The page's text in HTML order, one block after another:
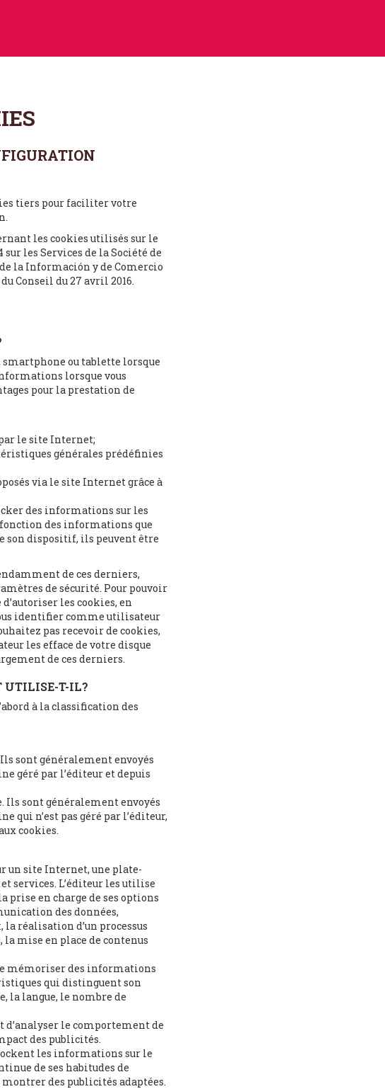
tiers pour faciliter votre
les cookies utilisés sur le
les Services de la Société de
la Información y de Comercio
Conseil du 27 avril 2016.
ou tablette lorsque
lorsque vous
pour la prestation de
le site Internet;
générales prédéfinies
via le site Internet grâce à
des informations sur les
des informations que
son dispositif, ils peuvent être
de ces derniers,
de sécurité. Pour pouvoir
les cookies, en
identifier comme utilisateur
pas recevoir de cookies,
les efface de votre disque
de ces derniers.
UTILISE-T-IL?
à la classification des
sont généralement envoyés
géré par l’éditeur et depuis
Ils sont généralement envoyés
qui n’est pas géré par l’éditeur,
cookies.
un site Internet, une plate-
services. L’éditeur les utilise
en charge de ses options
des données,
la réalisation d’un processus
la mise en place de contenus
mémoriser des informations
qui distinguent son
la langue, le nombre de
le comportement de
des publicités.
les informations sur le
de ses habitudes de
des publicités adaptées.